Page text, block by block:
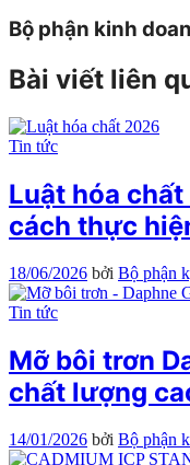
Bộ phận kinh
Bài viết liên
Tin tức
Luật hóa
cách thực
18/06/2026 bởi Bộ phận
Tin tức
Mỡ bôi trơn
chất lượng
14/01/2026 bởi Bộ phận